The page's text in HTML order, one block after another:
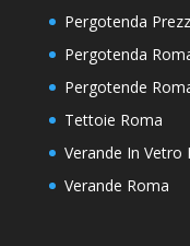
Pergotenda
Pergotenda
Pergotende
Tettoie Roma
Verande In Vetro
Verande Roma